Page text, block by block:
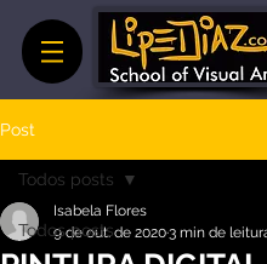
Post
Todos posts
Todos posts
Isabela Flores
9 de out. de 20203 min de